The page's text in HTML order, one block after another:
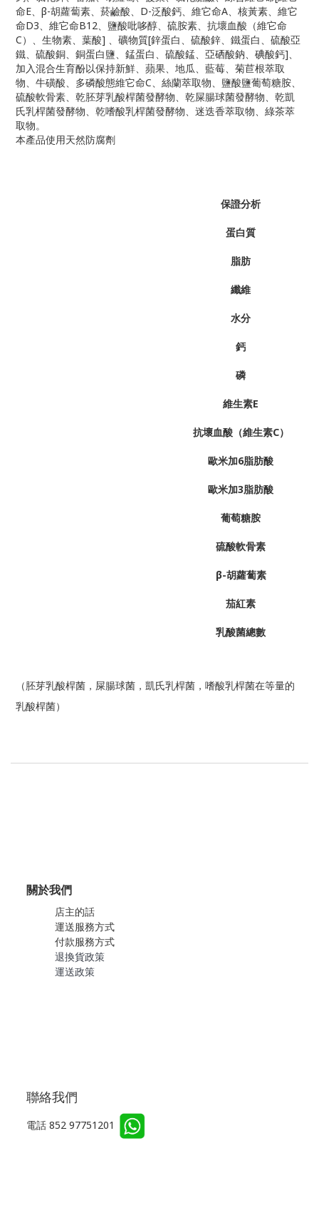
命E、β-胡蘿蔔素、菸鹼酸、D-泛酸鈣、維它命A、核黃素、維它
命D3、維它命B12、鹽酸吡哆醇、硫胺素、抗壞血酸（維它命
C）、生物素、葉酸] 、礦物質[鋅蛋白、硫酸鋅、鐵蛋白、硫酸亞
鐵、硫酸銅、銅蛋白鹽、錳蛋白、硫酸錳、亞硒酸鈉、碘酸鈣]、
加入混合生育酚以保持新鮮、蘋果、地瓜、藍莓、菊苣根萃取
物、牛磺酸、多磷酸態維它命C、絲蘭萃取物、鹽酸鹽葡萄糖胺、
硫酸軟骨素、乾胚芽乳酸桿菌發酵物、乾屎腸球菌發酵物、乾凱
氏乳桿菌發酵物、乾嗜酸乳桿菌發酵物、迷迭香萃取物、綠茶萃
取物。
本產品使用天然防腐劑
保證分析
蛋白質
脂肪
纖維
水分
鈣
磷
維生素E
抗壞血酸（維生素C）
歐米加6脂肪酸
歐米加3脂肪酸
葡萄糖胺
硫酸軟骨素
β-胡蘿蔔素
茄紅素
乳酸菌總數
（胚芽乳酸桿菌，屎腸球菌，凱氏乳桿菌，嗜酸乳桿菌在等量的
乳酸桿菌）
關於我們
店主的話
運送服務方式
付款服務方式
退換貨政策
運送政策
聯絡我們
電話 852 97751201